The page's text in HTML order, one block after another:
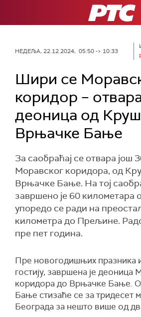
РТС
НЕДЕЉА, 22.12.2024, 05:50 -> 10:33
Шири се
коридор –
деоница од
Врњачке Бање
За саобраћај се отвара још
Моравског коридора, од
Врњачке Бање. На тој
завршено је 60 километара
упоредо се ради на
километра до Прељине.
пре пет година.
Пре новогодишњих празника
гостију, завршена је деоница
коридора до Врњачке Бање.
Бање стизаће се за тридесет
Београда за нешто више од